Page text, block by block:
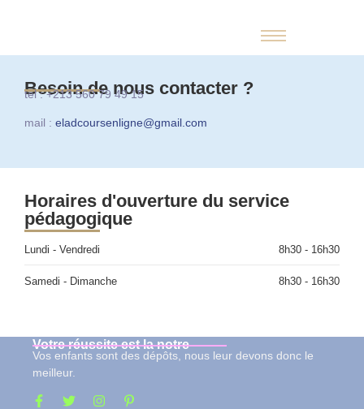
Besoin de nous contacter ?
tel : +213 560 79 49 15
mail : eladcoursenligne@gmail.com
Horaires d'ouverture du service
pédagogique
Lundi - Vendredi 8h30 - 16h30
Samedi - Dimanche 8h30 - 16h30
Votre réussite est la notre
Vos enfants sont des dépôts, nous leur devons donc le
meilleur.